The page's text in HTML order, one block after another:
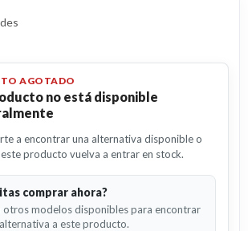
AGOTADO
no está disponible
a encontrar una alternativa disponible o
producto vuelva a entrar en stock.
comprar ahora?
otros modelos disponibles para encontrar
a este producto.